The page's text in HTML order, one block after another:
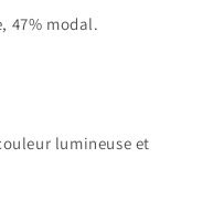
47% modal.
lumineuse et